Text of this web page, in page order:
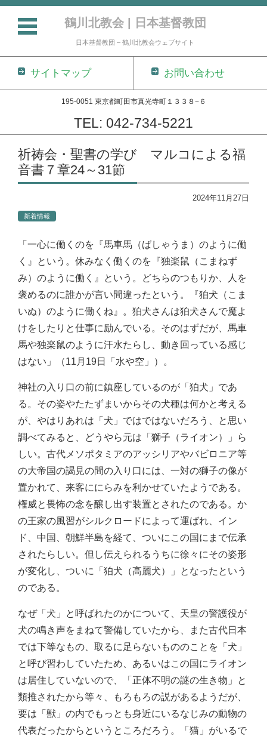
鶴川北教会 | 日本基督教団
日本基督教団 – 鶴川北教会ウェブサイト
サイトマップ お問い合わせ
195-0051 東京都町田市真光寺町１３３８−６
TEL: 042-734-5221
コンテンツに移動
祈祷会・聖書の学び マルコによる福
音書７章24～31節
2024年11月27日
新着情報
「一心に働くのを『馬車馬（ばしゃうま）のように働
く』という。休みなく働くのを『独楽鼠（こまねず
み）のように働く』という。どちらのつもりか、人を
褒めるのに誰かが言い間違ったという。『狛犬（こま
いぬ）のように働くね』。狛犬さんは狛犬さんで魔よ
けをしたりと仕事に励んでいる。そのはずだが、馬車
馬や独楽鼠のように汗水たらし、動き回っている感じ
はない」（11月19日「水や空」）。
神社の入り口の前に鎮座しているのが「狛犬」であ
る。その姿やたたずまいからその犬種は何かと考える
が、やはりあれは「犬」ではではないだろう、と思い
調べてみると、どうやら元は「獅子（ライオン）」ら
しい。古代メソポタミアのアッシリアやバビロニア等
の大帝国の謁見の間の入り口には、一対の獅子の像が
置かれて、来客ににらみを利かせていたようである。
権威と畏怖の念を醸し出す装置とされたのである。か
の王家の風習がシルクロードによって運ばれ、イン
ド、中国、朝鮮半島を経て、ついにこの国にまで伝承
されたらしい。但し伝えられるうちに徐々にその姿形
が変化し、ついに「狛犬（高麗犬）」となったという
のである。
なぜ「犬」と呼ばれたのかについて、天皇の警護役が
犬の鳴き声をまねて警備していたから、また古代日本
では下等なもの、取るに足らないもののことを「犬」
と呼び習わしていたため、あるいはこの国にライオン
は居住していないので、「正体不明の謎の生き物」と
類推されたから等々、もろもろの説があるようだが、
要は「獣」の内でもっとも身近にいるなじみの動物の
代表だったからというところだろう。「猫」がいるで